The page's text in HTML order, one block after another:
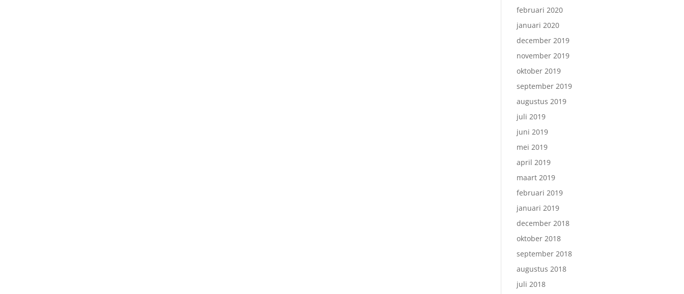
februari 2020
januari 2020
december 2019
november 2019
oktober 2019
september 2019
augustus 2019
juli 2019
juni 2019
mei 2019
april 2019
maart 2019
februari 2019
januari 2019
december 2018
oktober 2018
september 2018
augustus 2018
juli 2018